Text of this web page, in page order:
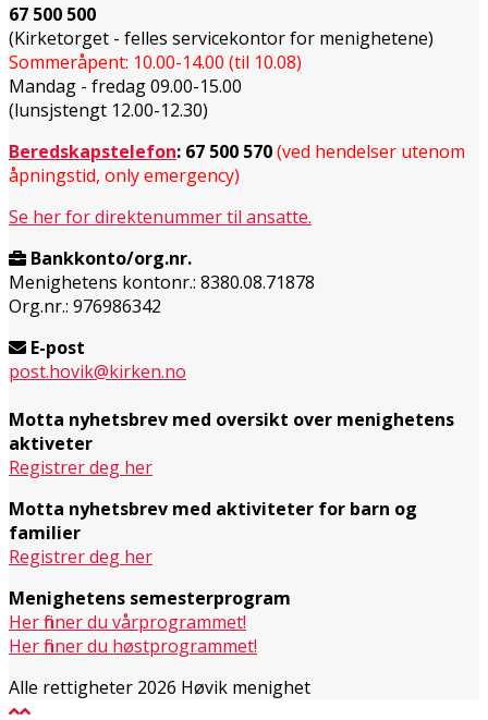
67 500 500
(Kirketorget - felles servicekontor for menighetene)
Sommeråpent: 10.00-14.00 (til 10.08)
Mandag - fredag 09.00-15.00
(lunsjstengt 12.00-12.30)
Beredskapstelefon: 67 500 570(ved hendelser utenom
åpningstid, only emergency)
Se her for direktenummer til ansatte.
Bankkonto/org.nr.
Menighetens kontonr.: 8380.08.71878
Org.nr.: 976986342
E-post
post.hovik@kirken.no
Motta nyhetsbrev med oversikt over menighetens
aktiveter
Registrer deg her
Motta nyhetsbrev med aktiviteter for barn og
familier
Registrer deg her
Menighetens semesterprogram
Her finner du vårprogrammet!
Her finner du høstprogrammet!
Alle rettigheter 2026 Høvik menighet